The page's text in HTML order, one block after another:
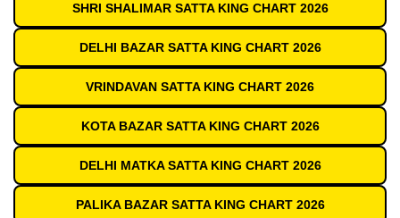
SHRI SHALIMAR SATTA KING CHART 2026
DELHI BAZAR SATTA KING CHART 2026
VRINDAVAN SATTA KING CHART 2026
KOTA BAZAR SATTA KING CHART 2026
DELHI MATKA SATTA KING CHART 2026
PALIKA BAZAR SATTA KING CHART 2026